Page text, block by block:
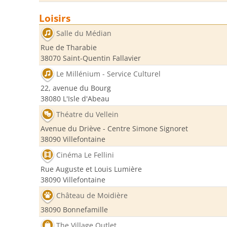
Loisirs
Salle du Médian
Rue de Tharabie
38070 Saint-Quentin Fallavier
Le Millénium - Service Culturel
22, avenue du Bourg
38080 L'Isle d'Abeau
Théatre du Vellein
Avenue du Driève - Centre Simone Signoret
38090 Villefontaine
Cinéma Le Fellini
Rue Auguste et Louis Lumière
38090 Villefontaine
Château de Moidière
38090 Bonnefamille